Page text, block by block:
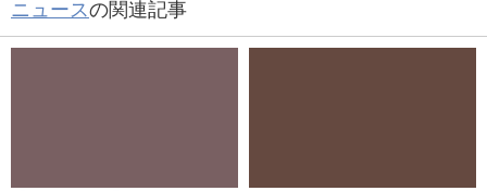
ニュースの関連記事